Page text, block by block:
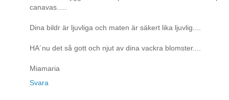
canavas.....
Dina bildr är ljuvliga och maten är säkert lika ljuvlig....
HA´nu det så gott och njut av dina vackra blomster....
Miamaria
Svara